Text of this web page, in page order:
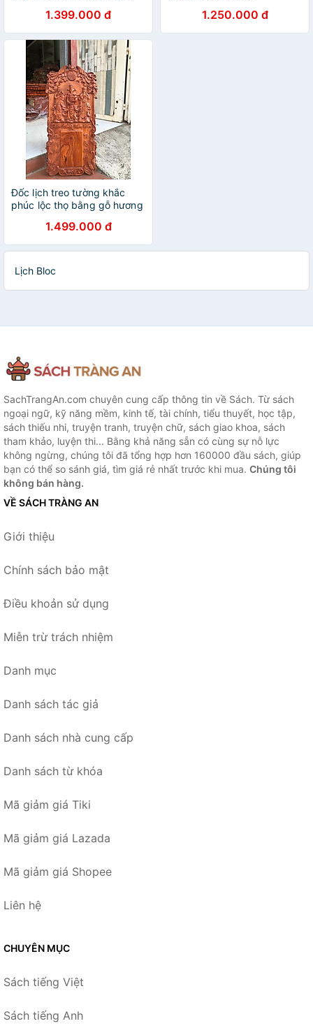
37×77×3cm1.399.000 đ 1.250.000 đ
Đốc lịch treo tường khắc
phúc lộc thọ bằng gỗ hương
1.499.000 đ
Lịch Bloc
SachTrangAn.com chuyên cung cấp thông tin về Sách. Từ sách
ngoại ngữ, kỹ năng mềm, kinh tế, tài chính, tiểu thuyết, học tập,
sách thiếu nhi, truyện tranh, truyện chữ, sách giao khoa, sách
tham khảo, luyện thi... Bằng khả năng sẵn có cùng sự nỗ lực
không ngừng, chúng tôi đã tổng hợp hơn 160000 đầu sách, giúp
bạn có thể so sánh giá, tìm giá rẻ nhất trước khi mua. Chúng tôi
không bán hàng.
VỀ SÁCH TRÀNG AN
Giới thiệu
Chính sách bảo mật
Điều khoản sử dụng
Miễn trừ trách nhiệm
Danh mục
Danh sách tác giả
Danh sách nhà cung cấp
Danh sách từ khóa
Mã giảm giá Tiki
Mã giảm giá Lazada
Mã giảm giá Shopee
Liên hệ
CHUYÊN MỤC
Sách tiếng Việt
Sách tiếng Anh